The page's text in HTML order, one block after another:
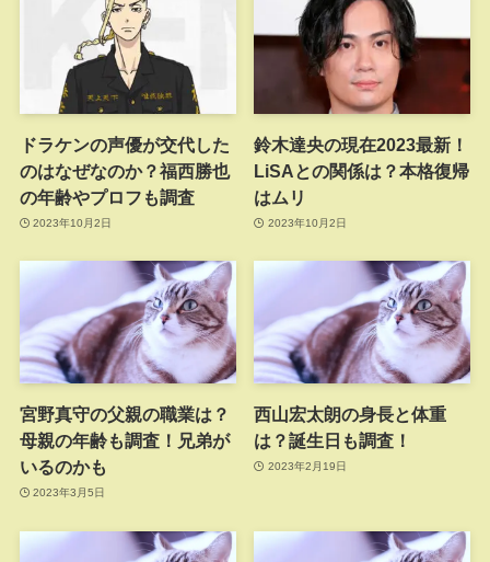
ドラケンの声優が交代した
のはなぜなのか？福西勝也
の年齢やプロフも調査
2023年10月2日
鈴木達央の現在2023最新！
LiSAとの関係は？本格復帰
はムリ
2023年10月2日
宮野真守の父親の職業は？
母親の年齢も調査！兄弟が
いるのかも
2023年3月5日
西山宏太朗の身長と体重
は？誕生日も調査！
2023年2月19日